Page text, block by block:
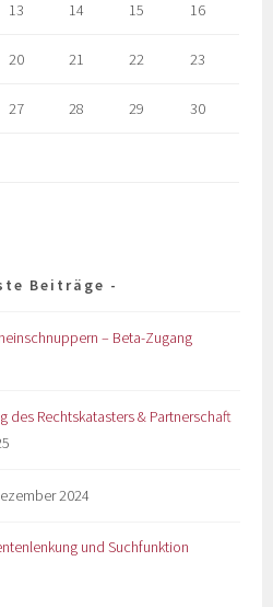
13 14 15 16
20 21 22 23
27 28 29 30
Beiträge
– Beta-Zugang
des Rechtskatasters & Partnerschaft
2024
und Suchfunktion